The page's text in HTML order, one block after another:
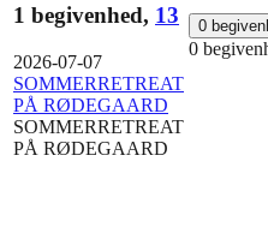
1 begivenhed, 13
2026-07-07
SOMMERRETREAT
PÅ RØDEGAARD
SOMMERRETREAT
PÅ RØDEGAARD
0
0